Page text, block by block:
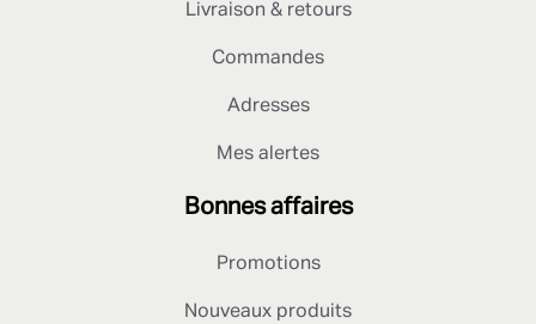
Livraison & retours
Commandes
Adresses
Mes alertes
Bonnes affaires
Promotions
Nouveaux produits